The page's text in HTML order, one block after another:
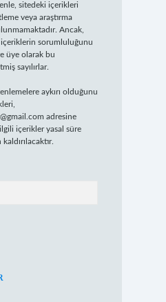
sitedeki içerikleri
veya araştırma
Ancak,
içeriklerin sorumluluğunu
üye olarak bu
sayılırlar.
aykırı olduğunu
adresine
içerikler yasal süre